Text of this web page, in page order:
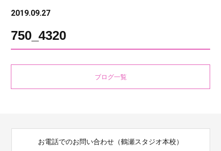
2019.09.27
750_4320
ブログ一覧
お電話でのお問い合わせ（鶴瀬スタジオ本校）